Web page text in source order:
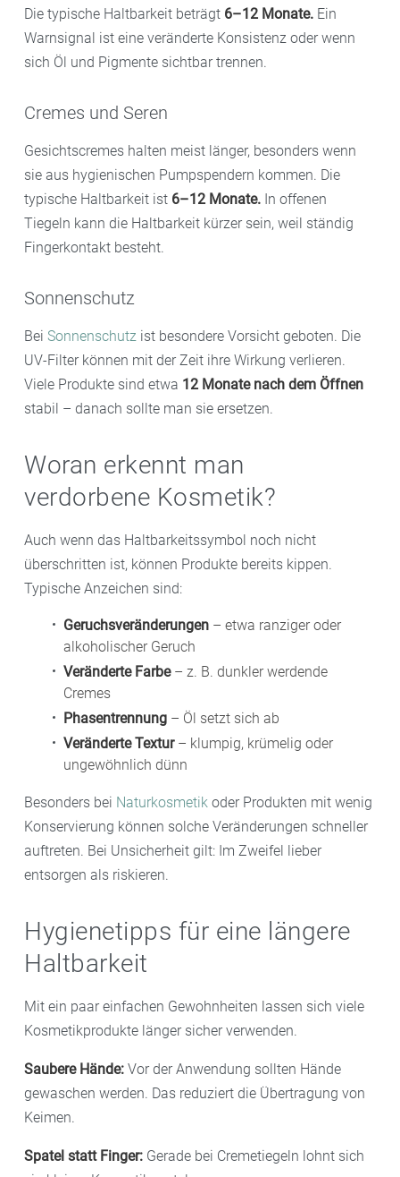
Die typische Haltbarkeit beträgt 6–12 Monate. Ein
Warnsignal ist eine veränderte Konsistenz oder wenn
sich Öl und Pigmente sichtbar trennen.
Cremes und Seren
Gesichtscremes halten meist länger, besonders wenn
sie aus hygienischen Pumpspendern kommen. Die
typische Haltbarkeit ist 6–12 Monate. In offenen
Tiegeln kann die Haltbarkeit kürzer sein, weil ständig
Fingerkontakt besteht.
Sonnenschutz
Bei Sonnenschutz ist besondere Vorsicht geboten. Die
UV-Filter können mit der Zeit ihre Wirkung verlieren.
Viele Produkte sind etwa 12 Monate nach dem Öffnen
stabil – danach sollte man sie ersetzen.
Woran erkennt man
verdorbene Kosmetik?
Auch wenn das Haltbarkeitssymbol noch nicht
überschritten ist, können Produkte bereits kippen.
Typische Anzeichen sind:
Geruchsveränderungen – etwa ranziger oder
alkoholischer Geruch
Veränderte Farbe– z. B. dunkler werdende
Cremes
Phasentrennung – Öl setzt sich ab
Veränderte Textur– klumpig, krümelig oder
ungewöhnlich dünn
Besonders bei Naturkosmetik oder Produkten mit wenig
Konservierung können solche Veränderungen schneller
auftreten. Bei Unsicherheit gilt: Im Zweifel lieber
entsorgen als riskieren.
Hygienetipps für eine längere
Haltbarkeit
Mit ein paar einfachen Gewohnheiten lassen sich viele
Kosmetikprodukte länger sicher verwenden.
Saubere Hände: Vor der Anwendung sollten Hände
gewaschen werden. Das reduziert die Übertragung von
Keimen.
Spatel statt Finger: Gerade bei Cremetiegeln lohnt sich